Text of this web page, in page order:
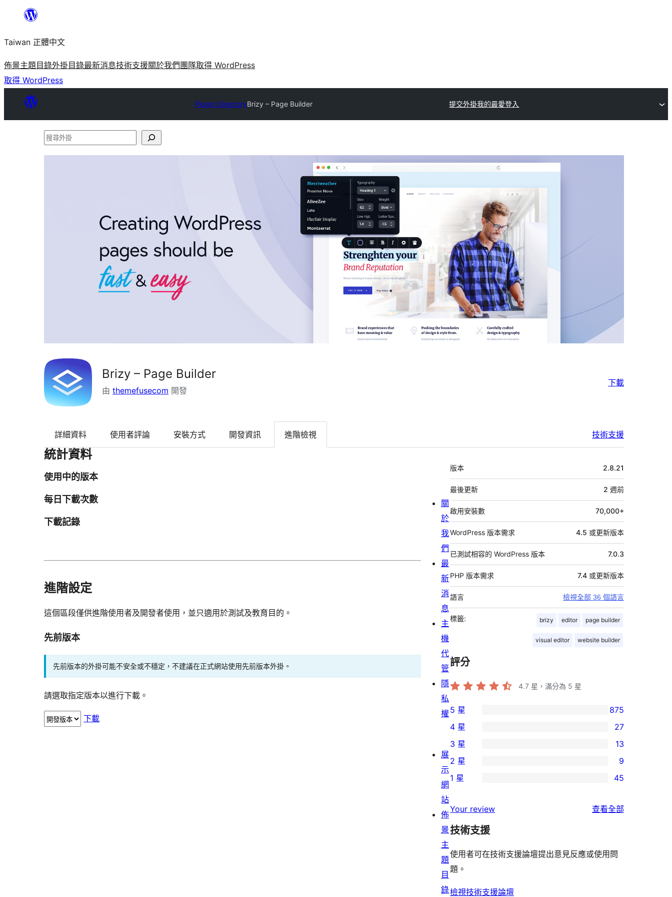
主
要
內
容
Taiwan 正體中文
佈景主題目錄外掛目錄最新消息技術支援關於我們 團隊取得 WordPress
取得 WordPress
Plugin DirectoryBrizy – Page Builder 提交外掛我的最愛登入
搜
Brizy – Page Builder
由 themefusecom 開發
下載
詳細資料 使用者評論 安裝方式 開發資訊 進階檢視 技術支援
統計資料
使用中的版本
每日下載次數
下載記錄
進階設定
這個區段僅供進階使用者及開發者使用，並只適用於測試及教育目的。
先前版本
先前版本的外掛可能不安全或不穩定，不建議在正式網站使用先前版本外掛。
請選取指定版本以進行下載。
下載
中
繼
資
料
版本 2.8.21
最後更新 2 週前
啟用安裝數 70,000+
WordPress 版本需求 4.5 或更新版本
已測試相容的 WordPress 版本 7.0.3
PHP 版本需求 7.4 或更新版本
語言 檢視全部 36 個語言
標籤: brizy editor page builder
visual editor website builder
評分
4.7 星，滿分為 5 星
875
個
5
星
使
者
論
5 星 875
27
個
4
星
用
者
論
4 星 27
13
個
3
使
用
評
論
3 星 13
個
星
使
者
評
論
2 星 9
45
1
星
用
者
評
1 星 45
Your review 查看全部
技術支援
使用者可在技術支援論壇提出意見反應或使用問
題。
檢視技術支援論壇
關
於
我
們
最
新
消
息
主
機
代
管
隱
私
權
展
示
網
站
佈
景
主
題
目
錄